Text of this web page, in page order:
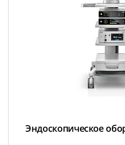
Эндоскопическое